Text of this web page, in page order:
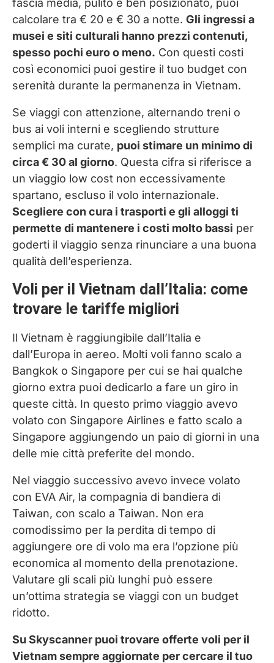
fascia media, pulito e ben posizionato, puoi
calcolare tra € 20 e € 30 a notte. Gli ingressi a
musei e siti culturali hanno prezzi contenuti,
spesso pochi euro o meno. Con questi costi
così economici puoi gestire il tuo budget con
serenità durante la permanenza in Vietnam.
Se viaggi con attenzione, alternando treni o
bus ai voli interni e scegliendo strutture
semplici ma curate, puoi stimare un minimo di
circa € 30 al giorno. Questa cifra si riferisce a
un viaggio low cost non eccessivamente
spartano, escluso il volo internazionale.
Scegliere con cura i trasporti e gli alloggi ti
permette di mantenere i costi molto bassi per
goderti il viaggio senza rinunciare a una buona
qualità dell’esperienza.
Voli per il Vietnam dall’Italia: come
trovare le tariffe migliori
Il Vietnam è raggiungibile dall’Italia e
dall’Europa in aereo. Molti voli fanno scalo a
Bangkok o Singapore per cui se hai qualche
giorno extra puoi dedicarlo a fare un giro in
queste città. In questo primo viaggio avevo
volato con Singapore Airlines e fatto scalo a
Singapore aggiungendo un paio di giorni in una
delle mie città preferite del mondo.
Nel viaggio successivo avevo invece volato
con EVA Air, la compagnia di bandiera di
Taiwan, con scalo a Taiwan. Non era
comodissimo per la perdita di tempo di
aggiungere ore di volo ma era l’opzione più
economica al momento della prenotazione.
Valutare gli scali più lunghi può essere
un’ottima strategia se viaggi con un budget
ridotto.
Su Skyscanner puoi trovare offerte voli per il
Vietnam sempre aggiornate per cercare il tuo